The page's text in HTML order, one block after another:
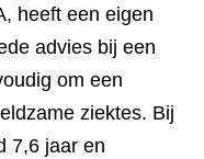
heeft een eigen
advies bij een
om een
ziektes. Bij
7,6 jaar en